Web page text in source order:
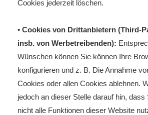
Cookies jederzeit löschen.
• Cookies von Drittanbietern (Third-
insb. von Werbetreibenden):
Wünschen können Sie können Ihre
konfigurieren und z. B. Die Annahme
Cookies oder allen Cookies ablehnen.
jedoch an dieser Stelle darauf hin, dass
nicht alle Funktionen dieser Website